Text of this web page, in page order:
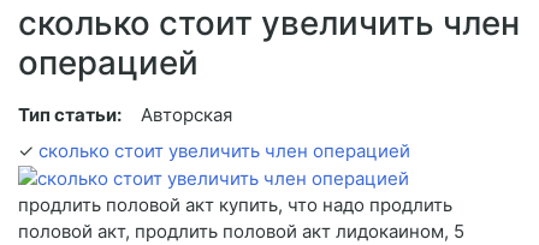
сколько стоит увеличить член
операцией
Тип статьи:
Авторская
✓ сколько стоит увеличить член операцией
продлить половой акт купить, что надо продлить
половой акт, продлить половой акт лидокаином, 5